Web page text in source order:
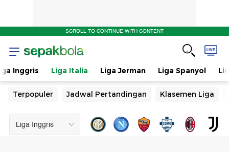
SCROLL TO CONTINUE WITH CONTENT
Inggris Liga Italia Liga Jerman Liga Spanyol
Terpopuler Jadwal Pertandingan Klasemen Liga